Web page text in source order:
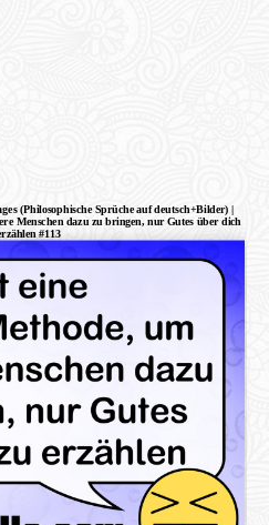
(Philosophische Sprüche auf deutsch+Bilder) |
Menschen dazu zu bringen, nur Gutes über dich
#113